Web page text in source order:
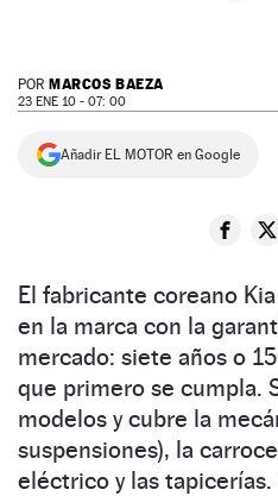
PREMIOS
POR MARCOS BAEZA
23 ENE 10 - 07: 00
Añadir EL MOTOR en Google
El fabricante coreano
en la marca con la
mercado: siete años o
que primero se cumpla.
modelos y cubre la
suspensiones), la
eléctrico y las